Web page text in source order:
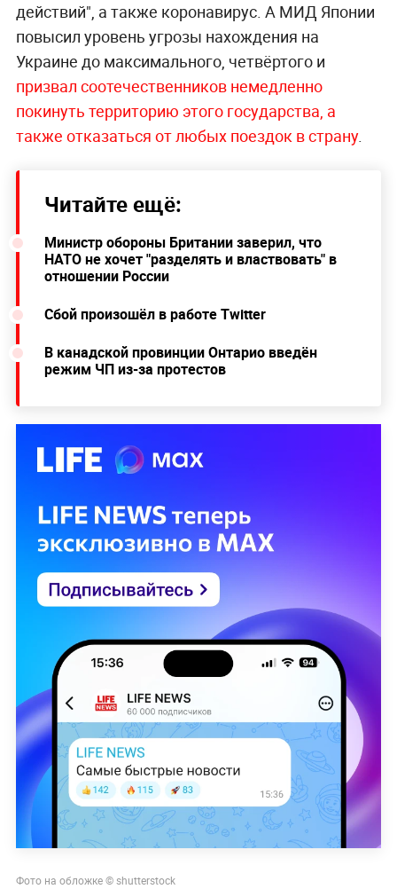
действий", а также коронавирус. А МИД Японии
повысил уровень угрозы нахождения на
Украине до максимального, четвёртого и
призвал соотечественников немедленно
покинуть территорию этого государства, а
также отказаться от любых поездок в страну.
Читайте ещё:
Министр обороны Британии заверил, что
НАТО не хочет "разделять и властвовать" в
отношении России
Сбой произошёл в работе Twitter
В канадской провинции Онтарио введён
режим ЧП из-за протестов
Фото на обложке © shutterstock